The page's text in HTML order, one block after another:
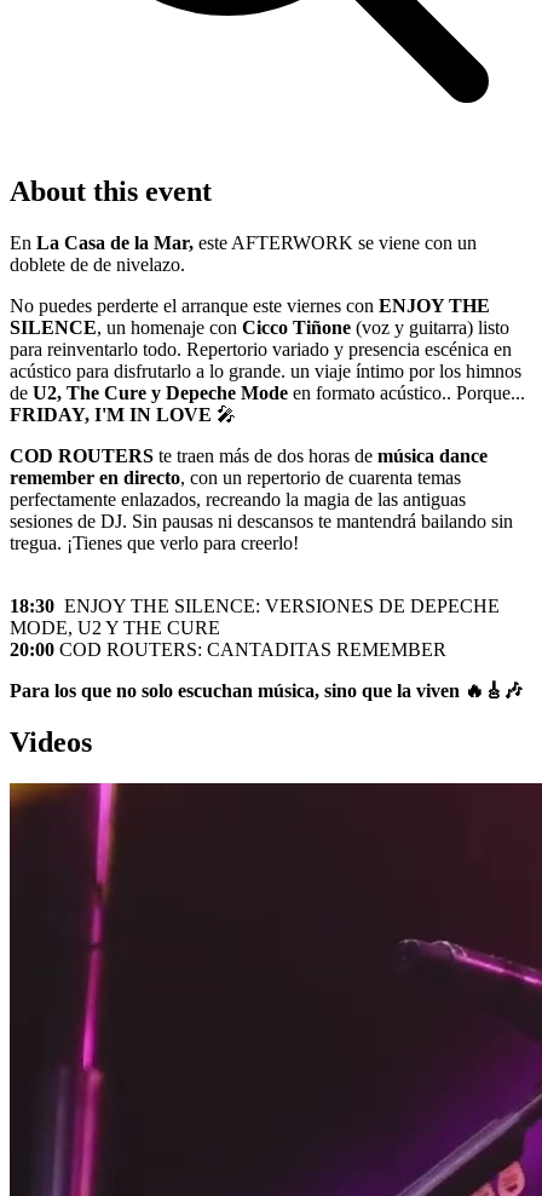
About this event
En La Casa de la Mar, este AFTERWORK se viene con un
doblete de de nivelazo.
No puedes perderte el arranque este viernes con ENJOY THE
SILENCE, un homenaje con Cicco Tiñone (voz y guitarra) listo
para reinventarlo todo. Repertorio variado y presencia escénica en
acústico para disfrutarlo a lo grande. un viaje íntimo por los himnos
de U2, The Cure y Depeche Mode en formato acústico.. Porque...
FRIDAY, I'M IN LOVE 🎤
COD ROUTERS te traen más de dos horas de música dance
remember en directo, con un repertorio de cuarenta temas
perfectamente enlazados, recreando la magia de las antiguas
sesiones de DJ. Sin pausas ni descansos te mantendrá bailando sin
tregua. ¡Tienes que verlo para creerlo!
18:30 ENJOY THE SILENCE: VERSIONES DE DEPECHE
MODE, U2 Y THE CURE
20:00 COD ROUTERS: CANTADITAS REMEMBER
Para los que no solo escuchan música, sino que la viven 🔥🎸🎶
Videos